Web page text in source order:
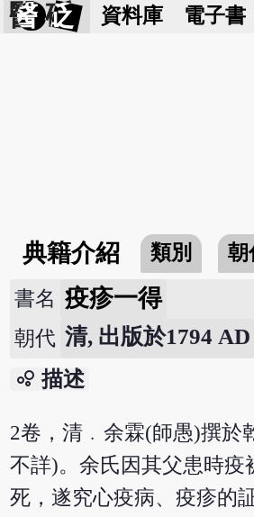
醫 砭 資料庫 電子書
典籍介紹 類別 朝
書名 疫疹一得
朝代 清, 出版於1794 AD
bubble_chart 描述
2卷，清﹒余霖(師愚)撰於
不詳)。余氏因其父患時疫
死，遂究心疫病、疫疹的